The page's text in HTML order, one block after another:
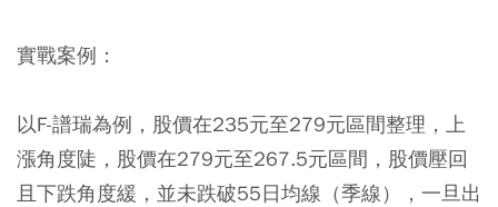
實戰案例：
以F-譜瑞為例，股價在235元至279元區間整理，上
漲角度陡，股價在279元至267.5元區間，股價壓回
且下跌角度緩，並未跌破55日均線（季線），一旦出